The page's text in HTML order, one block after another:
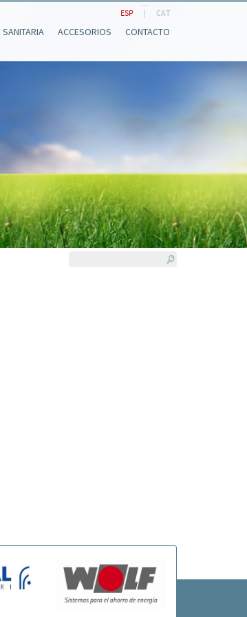
ESP | CAT
SANITARIA ACCESORIOS CONTACTO